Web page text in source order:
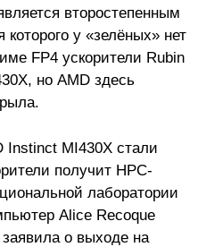
второстепенным
у «зелёных» нет
FP4 ускорители Rubin
но AMD здесь
Instinct MI430X стали
получит HPC-
лаборатории
Alice Recoque
о выходе на